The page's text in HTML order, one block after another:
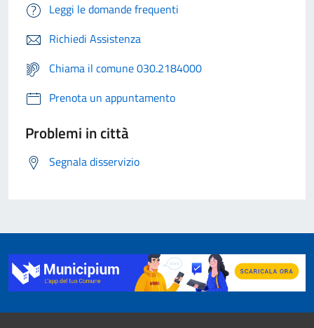
Leggi le domande frequenti
Richiedi Assistenza
Chiama il comune 030.2184000
Prenota un appuntamento
Problemi in città
Segnala disservizio